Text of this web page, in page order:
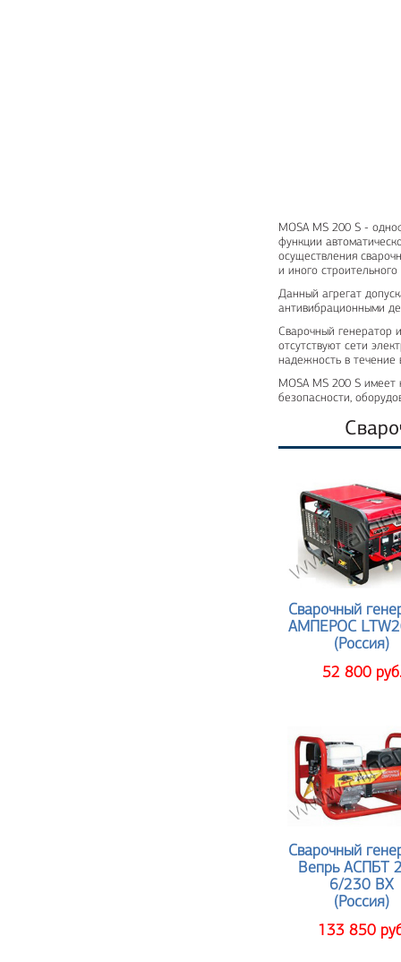
MOSA MS 200 S -
функции
осуществления
и иного
Данный агрегат
антивибрационными
Сварочный генератор
отсутствуют сети
надежность в течение
MOSA MS 200 S имеет
безопасности,
Сварочный
АМПЕРОС
(Россия)
52 800 руб.
Сварочный
Вепрь АСПБТ
6/230 ВХ
(Россия)
133 850